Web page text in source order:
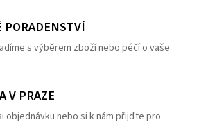
PORADENSTVÍ
s výběrem zboží nebo péčí o vaše
V PRAZE
objednávku nebo si k nám přijďte pro